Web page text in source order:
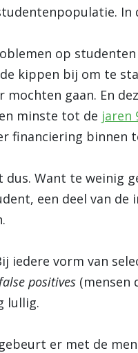
op
kippen bij om te
gaan. En
minste tot de jaren
financiering binnen
dus. Want te weinig
een deel van
iedere vorm van
positives (mensen
lullig.
er met de